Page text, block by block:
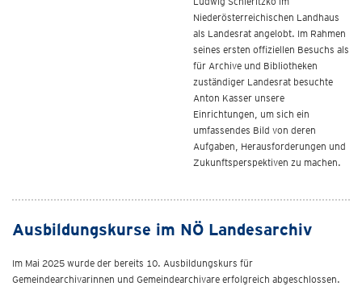
Niederösterreichischen Landhaus
als Landesrat angelobt. Im Rahmen
seines ersten offiziellen Besuchs als
für Archive und Bibliotheken
zuständiger Landesrat besuchte
Anton Kasser unsere
Einrichtungen, um sich ein
umfassendes Bild von deren
Aufgaben, Herausforderungen und
Zukunftsperspektiven zu machen.
Ausbildungskurse im NÖ Landesarchiv
Im Mai 2025 wurde der bereits 10. Ausbildungskurs für
Gemeindearchivarinnen und Gemeindearchivare erfolgreich abgeschlossen.